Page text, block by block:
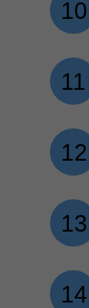
10
11
12
13
14